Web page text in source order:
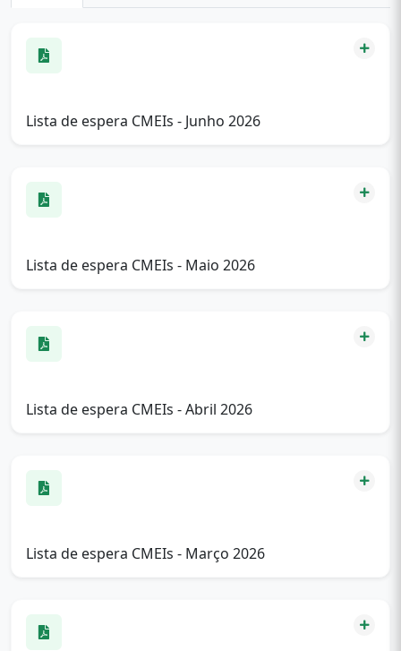
Lista de espera CMEIs - Junho 2026
Lista de espera CMEIs - Maio 2026
Lista de espera CMEIs - Abril 2026
Lista de espera CMEIs - Março 2026